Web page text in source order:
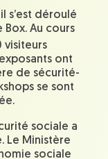
s’est déroulé
Box. Au cours
visiteurs
ont
de sécurité-
se sont
sociale a
Le Ministère
sociale